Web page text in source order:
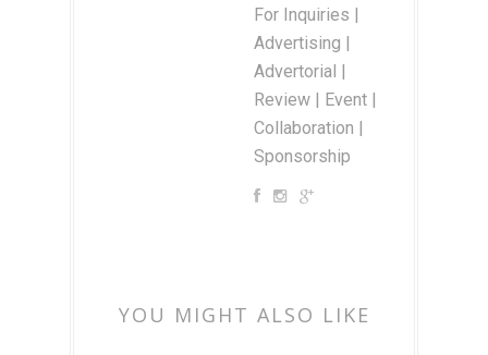
For Inquiries |
Advertising |
Advertorial |
Review | Event |
Collaboration |
Sponsorship
YOU MIGHT ALSO LIKE